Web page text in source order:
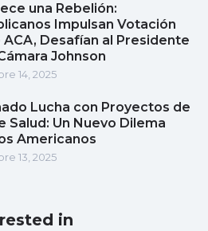
una Rebelión:
Impulsan Votación
ACA, Desafían al Presidente
Johnson
14, 2025
Lucha con Proyectos de
Salud: Un Nuevo Dilema
Americanos
13, 2025
in